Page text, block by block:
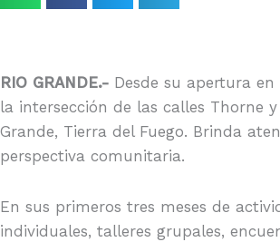
RIO GRANDE.- Desde su apertura
la intersección de las calles Thorne
Grande, Tierra del Fuego. Brinda
perspectiva comunitaria.
En sus primeros tres meses de
individuales, talleres grupales,